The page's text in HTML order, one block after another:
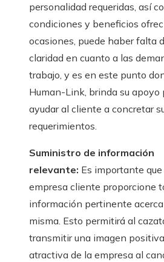
personalidad requeridas, así
condiciones y beneficios
ocasiones, puede haber falta
claridad en cuanto a las
trabajo, y es en este punto
Human-Link, brinda su apoyo
ayudar al cliente a concretar
requerimientos.
Suministro de información
relevante: Es importante
empresa cliente proporcione
información pertinente
misma. Esto permitirá al
transmitir una imagen
atractiva de la empresa al